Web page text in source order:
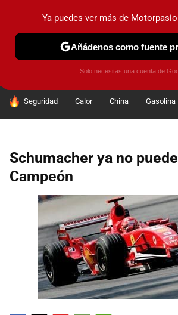
PRUEBAS COCHES ELÉCTRICOS
HOY SE HABLA DE
Seguridad Calor China Gasolina
Schumacher ya no
Campeón
Ya puedes ver más de
Añádenos como fuente
Solo necesitas una cuenta de